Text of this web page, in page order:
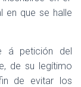
en que se halle
á petición del
de su legítimo
de evitar los